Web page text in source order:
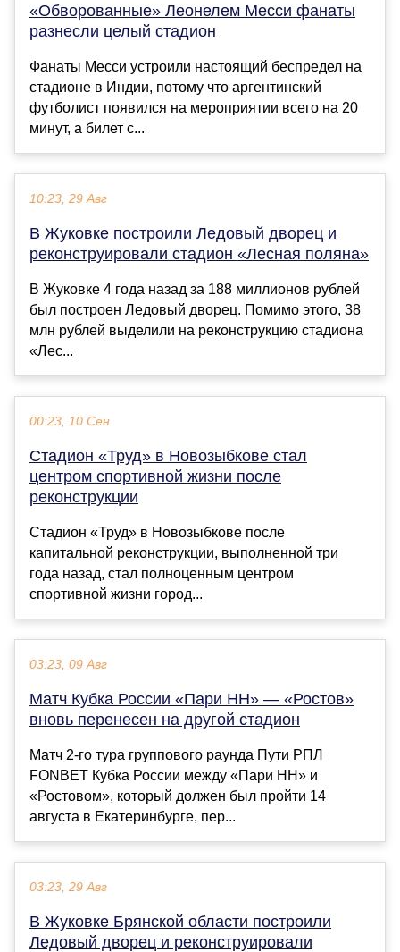
«Обворованные» Леонелем Месси фанаты
разнесли целый стадион
Фанаты Месси устроили настоящий беспредел на
стадионе в Индии, потому что аргентинский
футболист появился на мероприятии всего на 20
минут, а билет с...
10:23, 29 Авг
В Жуковке построили Ледовый дворец и
реконструировали стадион «Лесная поляна»
В Жуковке 4 года назад за 188 миллионов рублей
был построен Ледовый дворец. Помимо этого, 38
млн рублей выделили на реконструкцию стадиона
«Лес...
00:23, 10 Сен
Стадион «Труд» в Новозыбкове стал
центром спортивной жизни после
реконструкции
Стадион «Труд» в Новозыбкове после
капитальной реконструкции, выполненной три
года назад, стал полноценным центром
спортивной жизни город...
03:23, 09 Авг
Матч Кубка России «Пари НН» — «Ростов»
вновь перенесен на другой стадион
Матч 2‑го тура группового раунда Пути РПЛ
FONBET Кубка России между «Пари НН» и
«Ростовом», который должен был пройти 14
августа в Екатеринбурге, пер...
03:23, 29 Авг
В Жуковке Брянской области построили
Ледовый дворец и реконструировали